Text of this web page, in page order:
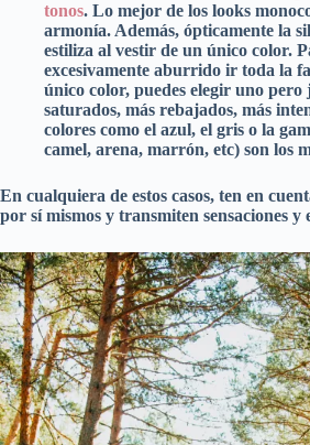
tonos. Lo mejor de los looks
armonía. Además, ópticamente la
estiliza al vestir de un único color.
excesivamente aburrido ir toda la
único color, puedes elegir uno pero
saturados, más rebajados, más
colores como el azul, el gris o la
camel, arena, marrón, etc) son los
En cualquiera de estos casos, ten en
por sí mismos y transmiten sensaciones y